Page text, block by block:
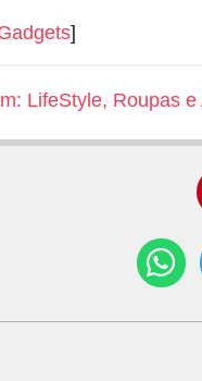
]
LifeStyle, Roupas